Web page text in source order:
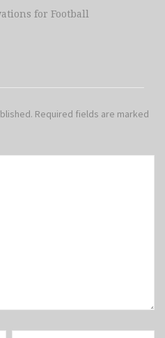
for Football
Required fields are marked